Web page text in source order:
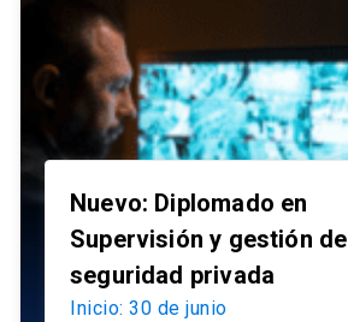
Nuevo: Diplomado en
Supervisión y gestión de
seguridad privada
Inicio: 30 de junio